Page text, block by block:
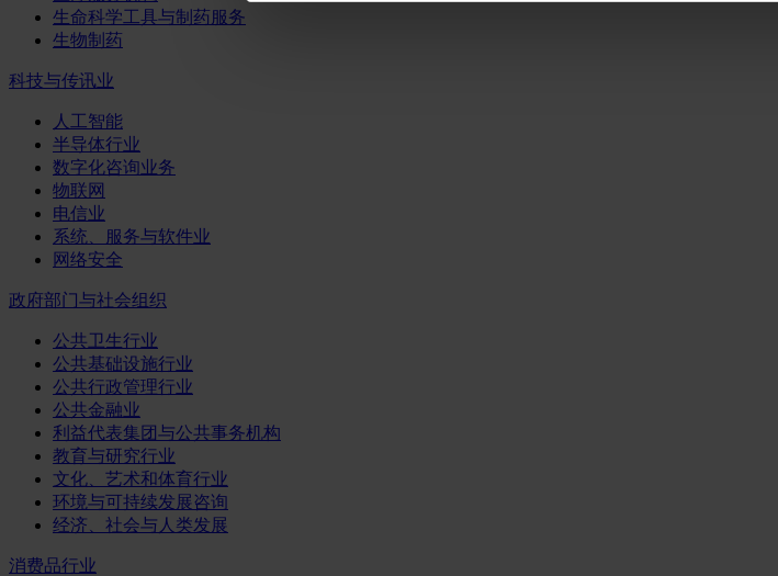
生命科学工具与制药服务
生物制药
科技与传讯业
人工智能
半导体行业
数字化咨询业务
物联网
电信业
系统、服务与软件业
网络安全
政府部门与社会组织
公共卫生行业
公共基础设施行业
公共行政管理行业
公共金融业
利益代表集团与公共事务机构
教育与研究行业
文化、艺术和体育行业
环境与可持续发展咨询
经济、社会与人类发展
消费品行业